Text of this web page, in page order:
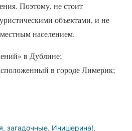
Поэтому, не стоит
объектами, и не
населением.
в Дублине;
в городе Лимерик;
, загадочные, Инишерина!,